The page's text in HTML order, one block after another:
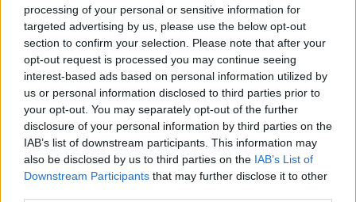
processing of your personal or sensitive information for
targeted advertising by us, please use the below opt-out
section to confirm your selection. Please note that after your
opt-out request is processed you may continue seeing
interest-based ads based on personal information utilized by
us or personal information disclosed to third parties prior to
your opt-out. You may separately opt-out of the further
disclosure of your personal information by third parties on the
IAB’s list of downstream participants. This information may
also be disclosed by us to third parties on the IAB’s List of
Downstream Participants that may further disclose it to other
Jak leczyć zapalenie ucha?
‹ ›